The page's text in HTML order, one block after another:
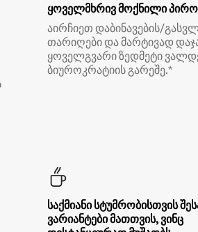
ყოველმხრივ მოქნილი
აირჩიეთ დაბინავების/
თარიღები და მარტივად
ყოველგვარი ზედმეტი
ბიუროკრატიის გარეშე.*
საქმიანი სტუმრობისთვის
ვარიანტები მათთვის, ვინც